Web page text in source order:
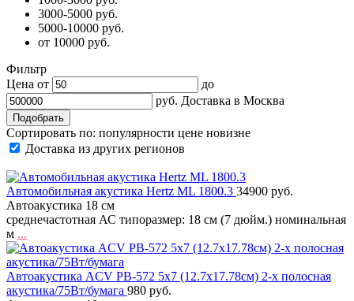
3000-5000 руб.
5000-10000 руб.
от 10000 руб.
Фильтр
Цена от
до
руб. Доставка в Москва
Сортировать по: популярности цене новизне
Доставка из других регионов
Автомобильная акустика Hertz ML 1800.3 34900 руб.
Автоакустика 18 см
среднечастотная АС типоразмер: 18 см (7 дюйм.) номинальная
м ...
Автоакустика ACV PB-572 5x7 (12.7x17.78см) 2-х полосная
акустика/75Вт/бумага 980 руб.